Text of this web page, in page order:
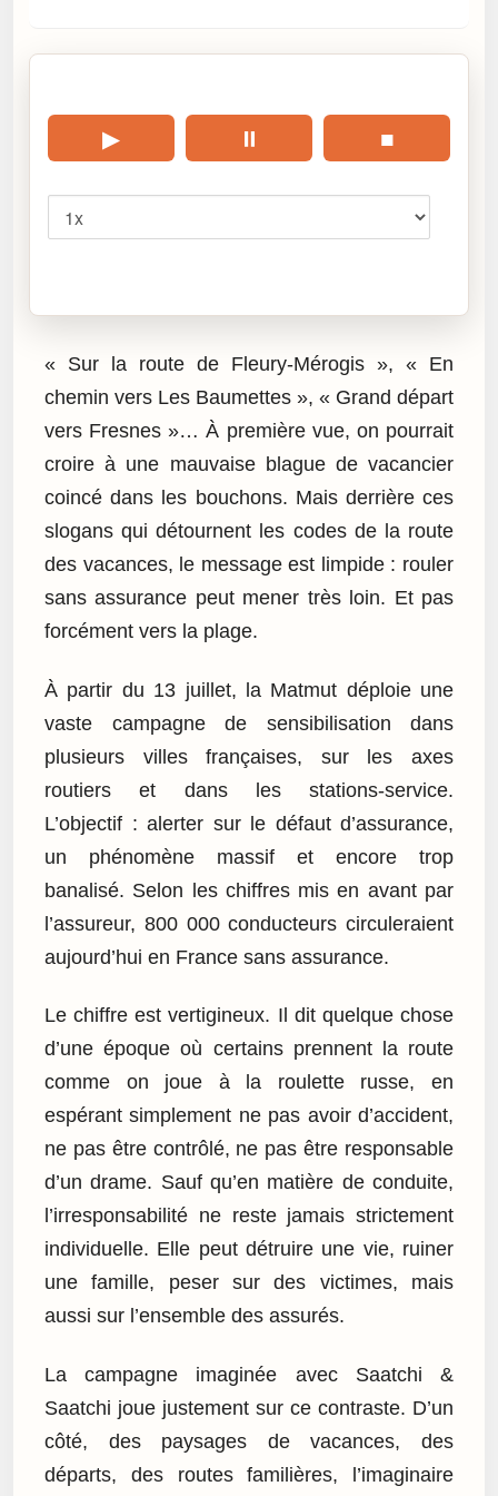
▶ ⏸ ■
« Sur la route de Fleury-Mérogis », « En
chemin vers Les Baumettes », « Grand départ
vers Fresnes »… À première vue, on pourrait
croire à une mauvaise blague de vacancier
coincé dans les bouchons. Mais derrière ces
slogans qui détournent les codes de la route
des vacances, le message est limpide : rouler
sans assurance peut mener très loin. Et pas
forcément vers la plage.
À partir du 13 juillet, la Matmut déploie une
vaste campagne de sensibilisation dans
plusieurs villes françaises, sur les axes
routiers et dans les stations-service.
L’objectif : alerter sur le défaut d’assurance,
un phénomène massif et encore trop
banalisé. Selon les chiffres mis en avant par
l’assureur, 800 000 conducteurs circuleraient
aujourd’hui en France sans assurance.
Le chiffre est vertigineux. Il dit quelque chose
d’une époque où certains prennent la route
comme on joue à la roulette russe, en
espérant simplement ne pas avoir d’accident,
ne pas être contrôlé, ne pas être responsable
d’un drame. Sauf qu’en matière de conduite,
l’irresponsabilité ne reste jamais strictement
individuelle. Elle peut détruire une vie, ruiner
une famille, peser sur des victimes, mais
aussi sur l’ensemble des assurés.
La campagne imaginée avec Saatchi &
Saatchi joue justement sur ce contraste. D’un
côté, des paysages de vacances, des
départs, des routes familières, l’imaginaire